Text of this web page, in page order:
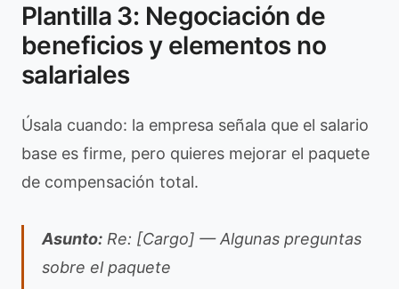
Plantilla 3: Negociación de
beneficios y elementos no
salariales
Úsala cuando: la empresa señala que el salario
base es firme, pero quieres mejorar el paquete
de compensación total.
Asunto: Re: [Cargo] — Algunas preguntas
sobre el paquete